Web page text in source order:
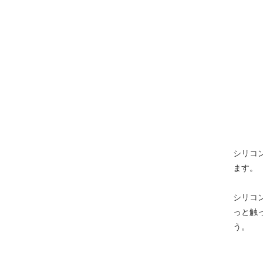
シリコ
ます。
シリコ
っと触
う。